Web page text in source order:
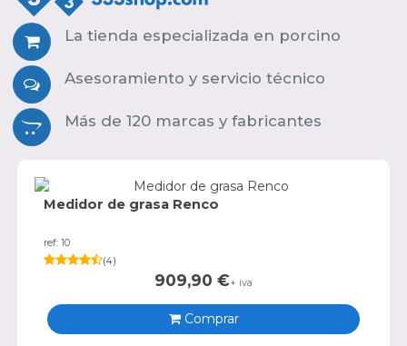
La tienda especializada en porcino
Asesoramiento y servicio técnico
Más de 120 marcas y fabricantes
Medidor de grasa Renco
ref: 10
(4)
909,90 €+ iva
Comprar